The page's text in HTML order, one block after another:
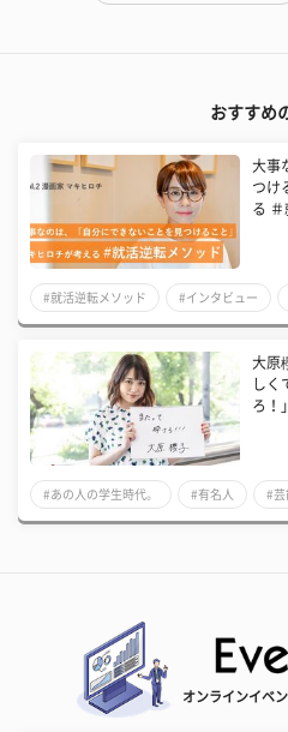
おすすめ
大事
つけ
る ＃
#就活逆転メソッド #インタビュー
大原
しく
ろ！
#あの人の学生時代。 #有名人 #芸
オンラインイベ